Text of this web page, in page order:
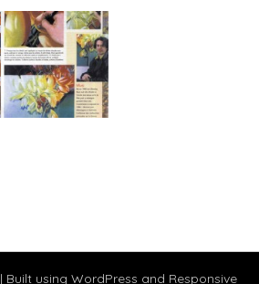
| Built using WordPress and Responsive